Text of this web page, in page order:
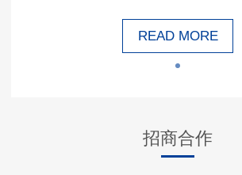
READ MORE
招商合作